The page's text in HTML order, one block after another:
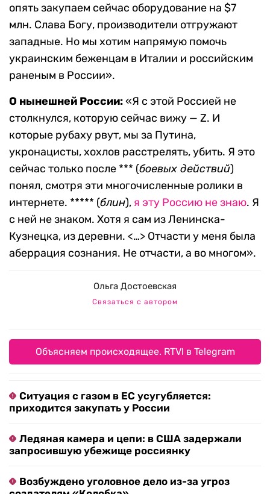
опять закупаем сейчас оборудование на $7
млн. Слава Богу, производители отгружают
западные. Но мы хотим напрямую помочь
украинским беженцам в Италии и российским
раненым в России».
О нынешней России:«Я с этой Россией не
столкнулся, которую сейчас вижу — Z. И
которые рубаху рвут, мы за Путина,
укронацисты, хохлов расстрелять, убить. Я это
сейчас только после *** (боевых действий)
понял, смотря эти многочисленные ролики в
интернете. ***** (блин), я эту Россию не знаю. Я
с ней не знаком. Хотя я сам из Ленинска-
Кузнецка, из деревни. <…> Отчасти у меня была
аберрация сознания. Не отчасти, а во многом».
Ольга Достоевская
Связаться с автором
Объясняем происходящее. RTVI в Telegram
Ситуация с газом в ЕС усугубляется:
приходится закупать у России
Ледяная камера и цепи: в США задержали
запросившую убежище россиянку
Возбуждено уголовное дело из-за угроз